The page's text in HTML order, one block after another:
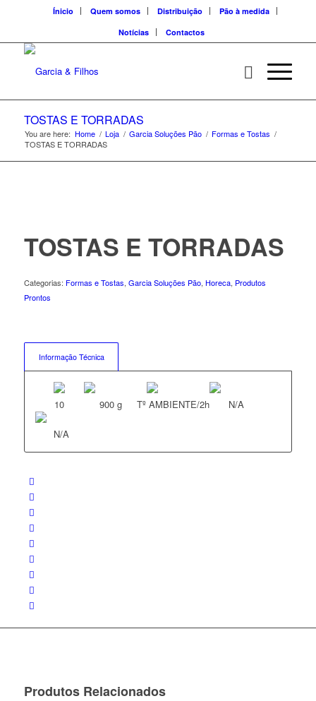
Ínicio Quem somos Distribuição
Pão à medida
Notícias
Contactos
TOSTAS E TORRADAS
You are here: Home / Loja / Garcia Soluções Pão / Formas e Tostas /
TOSTAS E TORRADAS
TOSTAS E TORRADAS
Categorias: Formas e Tostas, Garcia Soluções Pão, Horeca, Produtos
Prontos
Informação Técnica
10 900 g Tº AMBIENTE/2h N/A
N/A
Produtos Relacionados